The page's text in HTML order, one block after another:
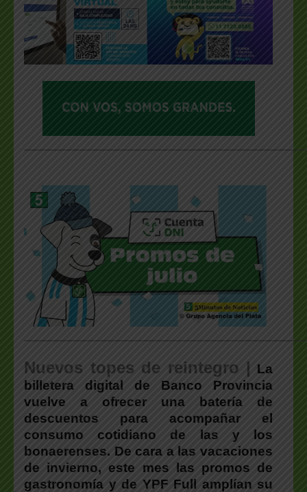
Nuevos topes de reintegro |
La
billetera digital de Banco Provincia
vuelve a ofrecer una batería de
descuentos para acompañar el
consumo cotidiano de las y los
bonaerenses. De cara a las vacaciones
de invierno, este mes las promos de
gastronomía y de YPF Full amplían su